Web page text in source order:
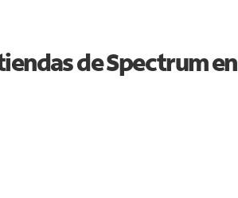
de Spectrum en